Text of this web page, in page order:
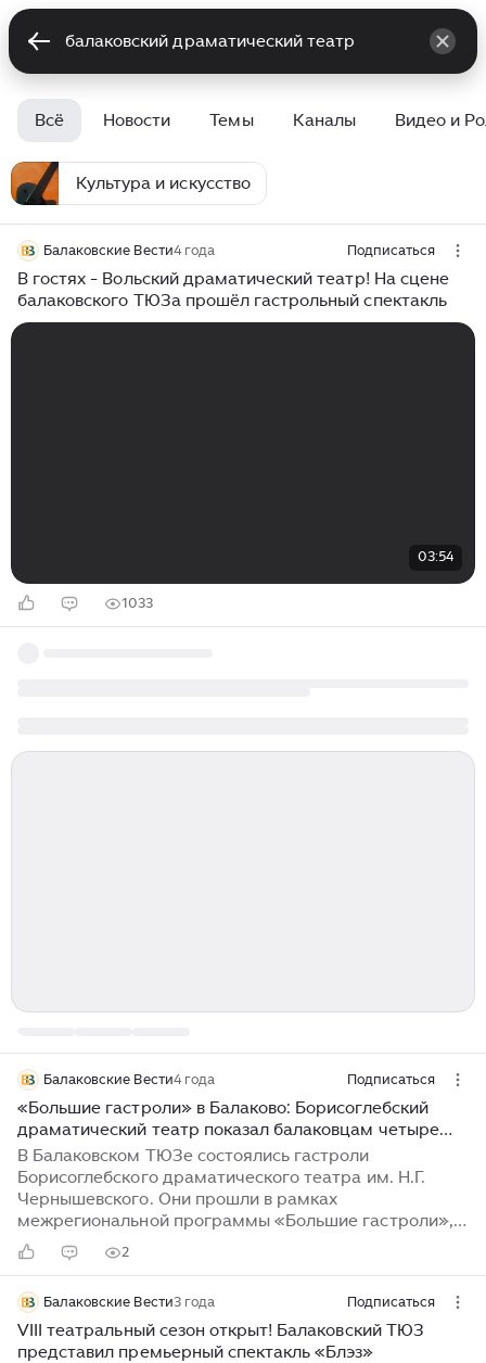
Всё Новости Темы Каналы Видео и
Культура и искусство
Балаковские Вести4 года Подписаться
В гостях - Вольский драматический театр! На сцене
балаковского ТЮЗа прошёл гастрольный спектакль
03:54
1033
Балаковские Вести4 года Подписаться
«Большие гастроли» в Балаково: Борисоглебский
драматический театр показал балаковцам четыре
спектакля
В Балаковском ТЮЗе состоялись гастроли
Борисоглебского драматического театра им. Н.Г.
Чернышевского. Они прошли в рамках
межрегиональной программы «Большие гастроли»,
организованной ФГБУК «Росконцерт» согласно
Всероссийскому гастрольно-концертному плану
две сказки, а также спектакли по известным
произведениям «Женитьба» и «Преступление и
наказание»...
2
Балаковские Вести3 года Подписаться
VIII театральный сезон открыт! Балаковский ТЮЗ
представил премьерный спектакль «Блэз»